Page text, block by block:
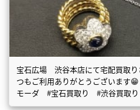
宝石広場 渋谷本店にて宅配買取り
つもご利用ありがとうございます
モーダ #宝石買取り #渋谷買取り